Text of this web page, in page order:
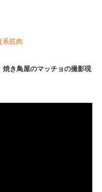
系筋肉
焼き鳥屋のマッチョの撮影現